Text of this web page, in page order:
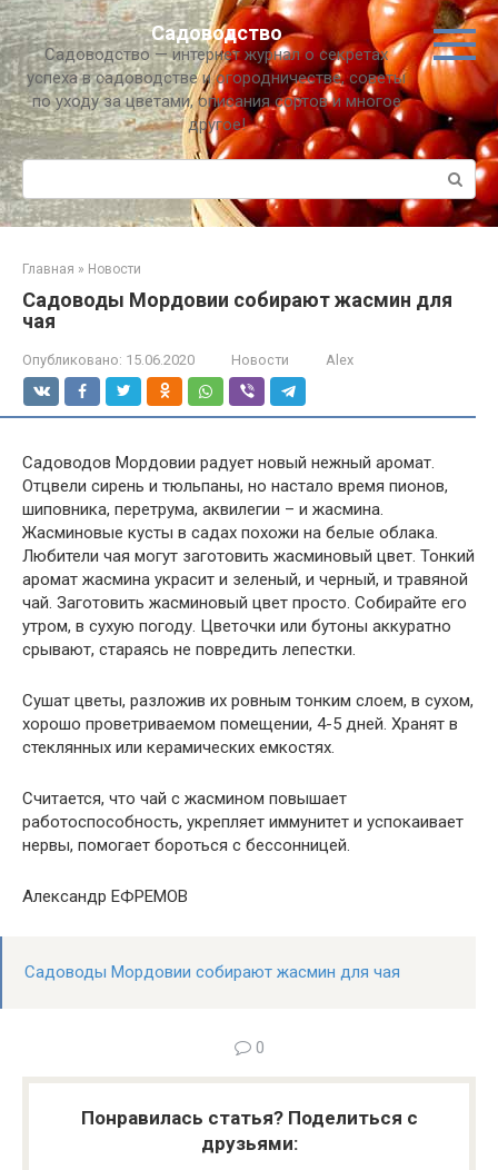
Перейти
к
контенту
Садоводство
Садоводство — интернет журнал о секретах
успеха в садоводстве и огородничестве, советы
по уходу за цветами, описания сортов и многое
другое!
Поиск:
Главная » Новости
Садоводы Мордовии собирают жасмин для
чая
Опубликовано: 15.06.2020 Новости Alex
Садоводов Мордовии радует новый нежный аромат.
Отцвели сирень и тюльпаны, но настало время пионов,
шиповника, перетрума, аквилегии – и жасмина.
Жасминовые кусты в садах похожи на белые облака.
Любители чая могут заготовить жасминовый цвет. Тонкий
аромат жасмина украсит и зеленый, и черный, и травяной
чай. Заготовить жасминовый цвет просто. Собирайте его
утром, в сухую погоду. Цветочки или бутоны аккуратно
срывают, стараясь не повредить лепестки.
Сушат цветы, разложив их ровным тонким слоем, в сухом,
хорошо проветриваемом помещении, 4-5 дней. Хранят в
стеклянных или керамических емкостях.
Считается, что чай с жасмином повышает
работоспособность, укрепляет иммунитет и успокаивает
нервы, помогает бороться с бессонницей.
Александр ЕФРЕМОВ
Садоводы Мордовии собирают жасмин для чая
0
Понравилась статья? Поделиться с
друзьями: